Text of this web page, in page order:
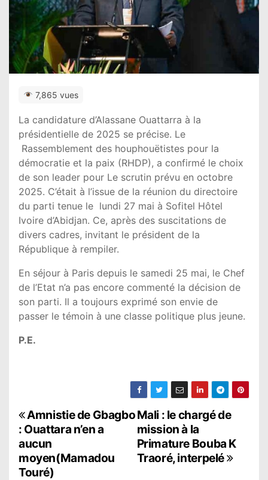
7,865 vues
La candidature d’Alassane Ouattarra à la
présidentielle de 2025 se précise. Le
Rassemblement des houphouëtistes pour la
démocratie et la paix (RHDP), a confirmé le choix
de son leader pour Le scrutin prévu en octobre
2025. C’était à l’issue de la réunion du directoire
du parti tenue le lundi 27 mai à Sofitel Hôtel
Ivoire d’Abidjan. Ce, après des suscitations de
divers cadres, invitant le président de la
République à rempiler.
En séjour à Paris depuis le samedi 25 mai, le Chef
de l’Etat n’a pas encore commenté la décision de
son parti. Il a toujours exprimé son envie de
passer le témoin à une classe politique plus jeune.
P.E.
N
a
v
Mali : le chargé de
mission à la
Primature Bouba K
Traoré, interpelé
Amnistie de Gbagbo
: Ouattara n’en a
aucun
moyen(Mamadou
Touré)